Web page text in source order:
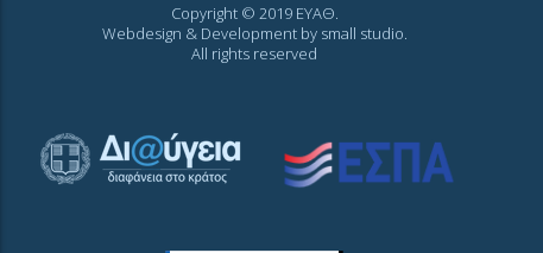
Copyright © 2019 ΕΥΑΘ.
Webdesign & Development by small studio.
All rights reserved